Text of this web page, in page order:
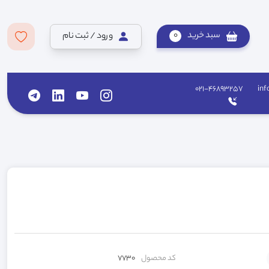
سبد خرید 0 ورود / ثبت نام
021-46893257
کد محصول 7730